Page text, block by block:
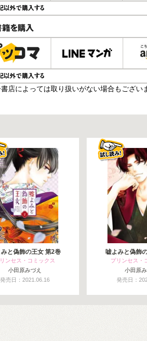
で購入
店によっては取り扱いがない場合もござい
と偽飾の王女 第2巻
ンセス・コミックス
小田原みづえ
発売日：2021.06.16
嘘よみと偽飾
プリンセス・
小田原み
発売日：